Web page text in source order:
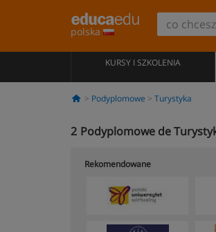
polska
KURSY I SZKOLENIA
Podyplomowe Turystyka
2 Podyplomowe de
Rekomendowane